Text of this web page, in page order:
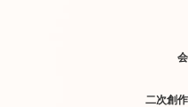
二次創